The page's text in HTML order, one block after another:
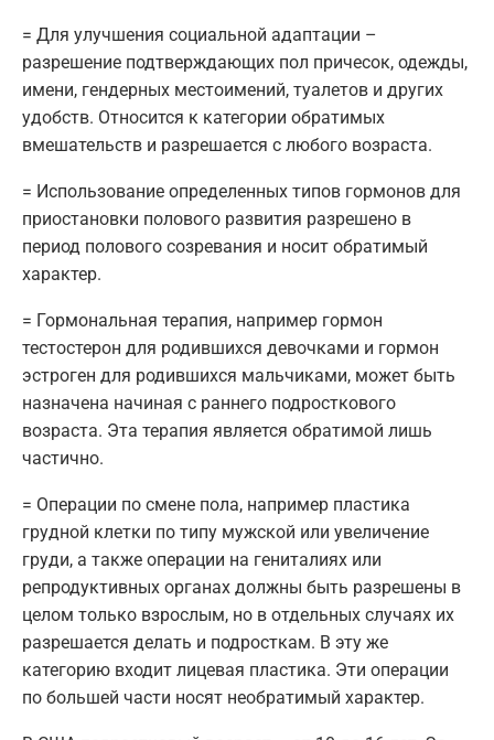
= Для улучшения социальной адаптации –
разрешение подтверждающих пол причесок, одежды,
имени, гендерных местоимений, туалетов и других
удобств. Относится к категории обратимых
вмешательств и разрешается с любого возраста.
= Использование определенных типов гормонов для
приостановки полового развития разрешено в
период полового созревания и носит обратимый
характер.
= Гормональная терапия, например гормон
тестостерон для родившихся девочками и гормон
эстроген для родившихся мальчиками, может быть
назначена начиная с раннего подросткового
возраста. Эта терапия является обратимой лишь
частично.
= Операции по смене пола, например пластика
грудной клетки по типу мужской или увеличение
груди, а также операции на гениталиях или
репродуктивных органах должны быть разрешены в
целом только взрослым, но в отдельных случаях их
разрешается делать и подросткам. В эту же
категорию входит лицевая пластика. Эти операции
по большей части носят необратимый характер.